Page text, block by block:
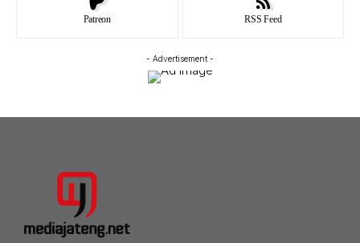
Patreon RSS Feed
- Advertisement -